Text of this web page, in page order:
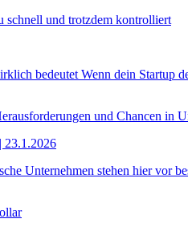
schnell und trotzdem kontrolliert
bedeutet Wenn dein Startup
und Chancen in
23.1.2026
Unternehmen stehen hier vor